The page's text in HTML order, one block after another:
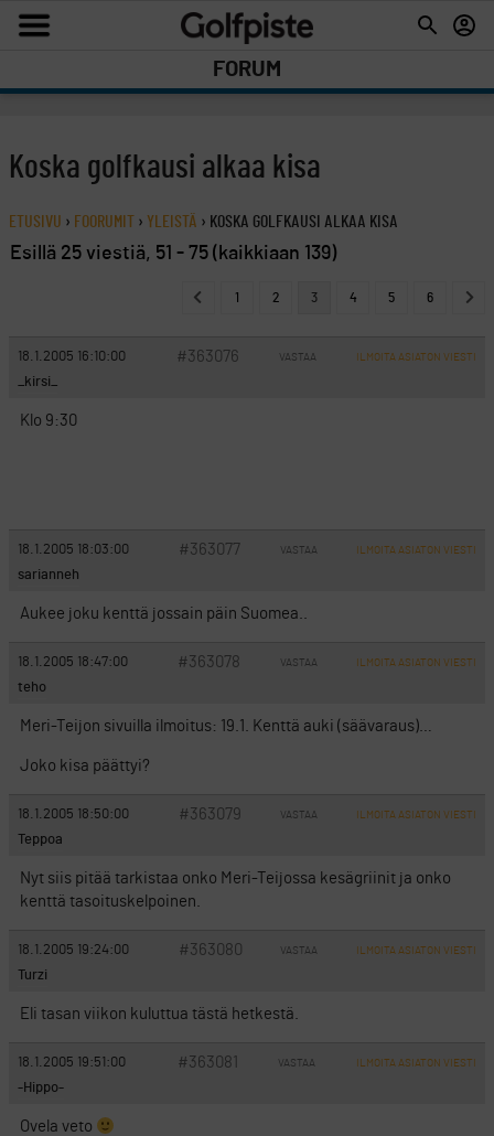
FORUM
Koska golfkausi alkaa kisa
ETUSIVU › FOORUMIT › YLEISTÄ › KOSKA GOLFKAUSI ALKAA KISA
Esillä 25 viestiä, 51 - 75 (kaikkiaan 139)
1 2 3 4 5 6
18.1.2005 16:10:00 #363076 VASTAA ILMOITA ASIATON VIESTI
_kirsi_
Klo 9:30
18.1.2005 18:03:00 #363077 VASTAA ILMOITA ASIATON VIESTI
sarianneh
Aukee joku kenttä jossain päin Suomea..
18.1.2005 18:47:00 #363078 VASTAA ILMOITA ASIATON VIESTI
teho
Meri-Teijon sivuilla ilmoitus: 19.1. Kenttä auki (säävaraus)…
Joko kisa päättyi?
18.1.2005 18:50:00 #363079 VASTAA ILMOITA ASIATON VIESTI
Teppoa
Nyt siis pitää tarkistaa onko Meri-Teijossa kesägriinit ja onko
kenttä tasoituskelpoinen.
18.1.2005 19:24:00 #363080 VASTAA ILMOITA ASIATON VIESTI
Turzi
Eli tasan viikon kuluttua tästä hetkestä.
18.1.2005 19:51:00 #363081 VASTAA ILMOITA ASIATON VIESTI
-Hippo-
Ovela veto